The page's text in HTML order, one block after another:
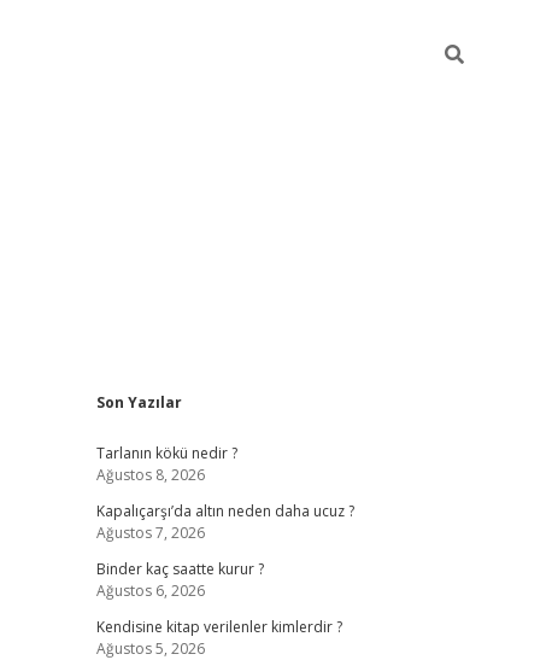
Sidebar
Son Yazılar
Tarlanın kökü nedir ?
Ağustos 8, 2026
Kapalıçarşı’da altın neden daha ucuz ?
Ağustos 7, 2026
Binder kaç saatte kurur ?
Ağustos 6, 2026
Kendisine kitap verilenler kimlerdir ?
Ağustos 5, 2026
ilbet güncel giriş adresi